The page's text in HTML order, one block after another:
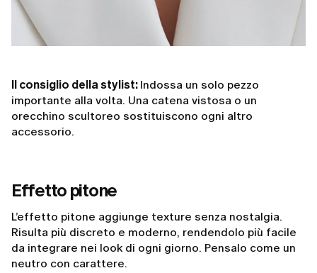
Il consiglio della stylist: Indossa un solo pezzo
importante alla volta. Una catena vistosa o un
orecchino scultoreo sostituiscono ogni altro
accessorio.
Effetto pitone
L’effetto pitone aggiunge texture senza nostalgia.
Risulta più discreto e moderno, rendendolo più facile
da integrare nei look di ogni giorno. Pensalo come un
neutro con carattere.